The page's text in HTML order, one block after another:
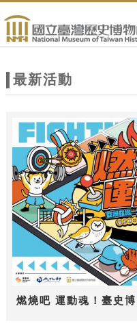
站最新活動
燃燒吧 運動魂！臺史